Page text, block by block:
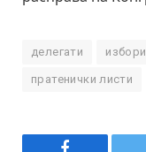
делегати избори
пратенички листи